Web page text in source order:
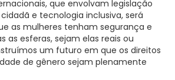
que envolvam legislação
e tecnologia inclusiva, será
as mulheres tenham segurança e
as esferas, sejam elas reais ou
um futuro em que os direitos
de gênero sejam plenamente